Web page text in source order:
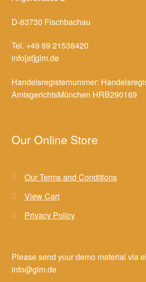
D-83730 Fischbachau
Tel. +49 89 21538420
info[at]glm.de
Handelsregisternummer:
AmtsgerichtsMünchen HRB290169
Our Online Store
Our Terms and Conditions
View Cart
Privacy Policy
Please send your demo material via
info@glm.de